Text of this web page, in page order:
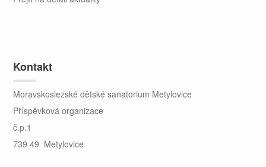
Kontakt
Moravskoslezské dětské sanatorium Metylovice
Příspěvková organizace
č.p.1
739 49 Metylovice